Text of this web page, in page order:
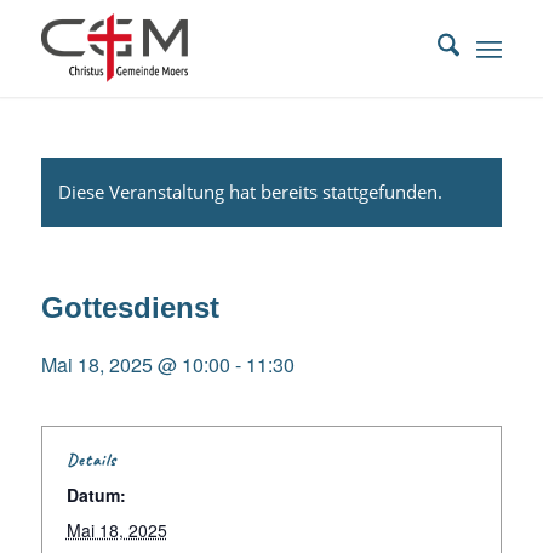
Diese Veranstaltung hat bereits stattgefunden.
Gottesdienst
Mai 18, 2025 @ 10:00 - 11:30
Details
Datum:
Mai 18, 2025